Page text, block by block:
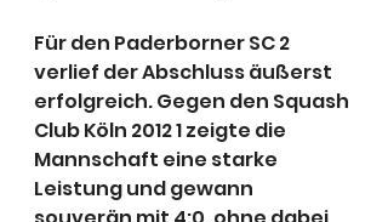
Für den Paderborner SC 2
verlief der Abschluss äußerst
erfolgreich. Gegen den Squash
Club Köln 2012 1 zeigte die
Mannschaft eine starke
Leistung und gewann